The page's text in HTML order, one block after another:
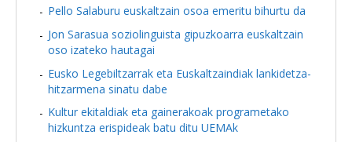
Pello Salaburu euskaltzain osoa emeritu bihurtu da
Jon Sarasua soziolinguista gipuzkoarra euskaltzain
oso izateko hautagai
Eusko Legebiltzarrak eta Euskaltzaindiak lankidetza-
hitzarmena sinatu dabe
Kultur ekitaldiak eta gainerakoak programetako
hizkuntza erispideak batu ditu UEMAk